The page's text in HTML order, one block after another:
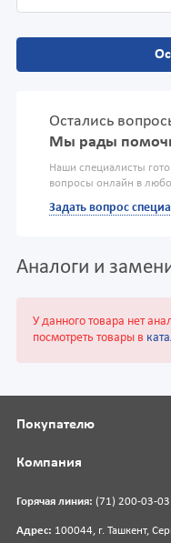
Остались
Мы рады
Наши специалисты
вопросы онлайн в
Задать вопрос
Аналоги и
У данного товара нет
посмотреть товары в
Горячая линия: (71) 200-03-03
Адрес: 100044, г. Ташкент,
Покупателю
Компания